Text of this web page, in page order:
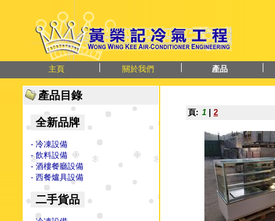
主頁 關於我們 產品
產品目錄
全新品牌
- 冷凍設備
- 飲料設備
- 酒樓餐廳設備
- 西餐爐具設備
二手貨品
頁: 1 2